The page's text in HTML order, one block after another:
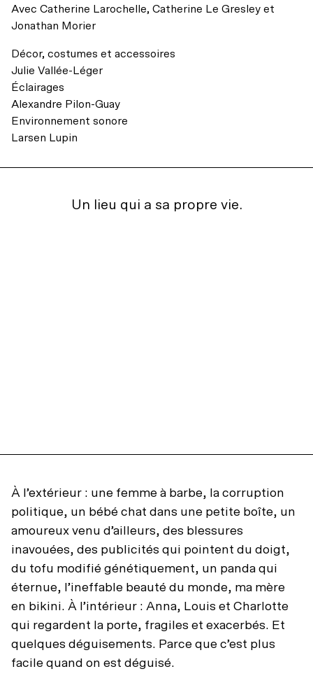
Billets du coeur Desjardins
Rencontres avec le public
Le bar
Avec Catherine Larochelle, Catherine Le Gresley et
Jonathan Morier
Décor, costumes et accessoires
Julie Vallée-Léger
Éclairages
Alexandre Pilon-Guay
Environnement sonore
Larsen Lupin
Un lieu qui a sa propre vie.
À l’extérieur : une femme à barbe, la corruption
politique, un bébé chat dans une petite boîte, un
amoureux venu d’ailleurs, des blessures
inavouées, des publicités qui pointent du doigt,
du tofu modifié génétiquement, un panda qui
éternue, l’ineffable beauté du monde, ma mère
en bikini. À l’intérieur : Anna, Louis et Charlotte
qui regardent la porte, fragiles et exacerbés. Et
quelques déguisements. Parce que c’est plus
facile quand on est déguisé.